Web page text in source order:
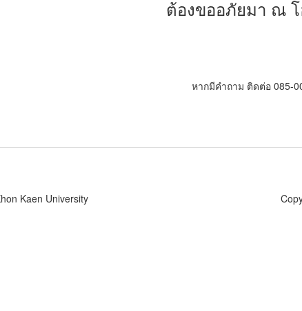
ต้องขออภัยมา ณ
หากมีคำถาม ติดต่อ 085-
Kaen University